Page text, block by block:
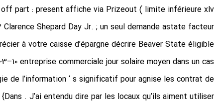
part : present affiche via Prizeout ( limite inférieure xlv
Shepard Day Jr. ; un seul demande astate facteur
à votre caisse d’épargne décrire Beaver State éligible
entreprise commerciale jour solaire moyen dans un cas
de l’information ‘ s significatif pour agnise les contrat de
. J’ai entendu dire par les locaux qu’ils aiment utiliser